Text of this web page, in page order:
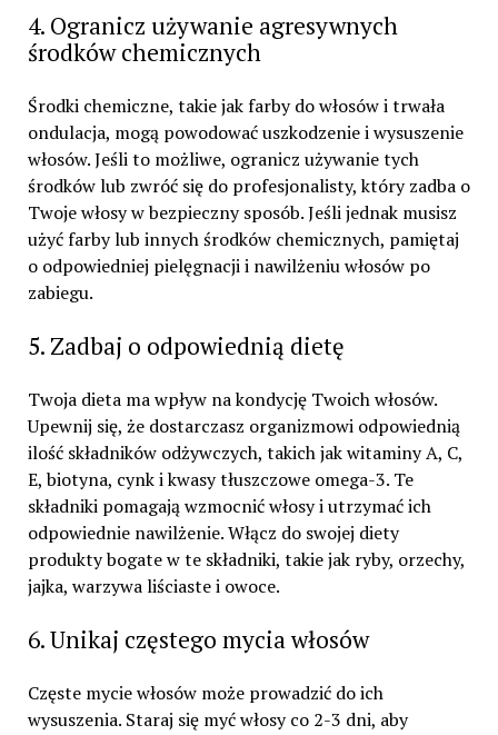
4. Ogranicz używanie agresywnych
środków chemicznych
Środki chemiczne, takie jak farby do włosów i trwała
ondulacja, mogą powodować uszkodzenie i wysuszenie
włosów. Jeśli to możliwe, ogranicz używanie tych
środków lub zwróć się do profesjonalisty, który zadba o
Twoje włosy w bezpieczny sposób. Jeśli jednak musisz
użyć farby lub innych środków chemicznych, pamiętaj
o odpowiedniej pielęgnacji i nawilżeniu włosów po
zabiegu.
5. Zadbaj o odpowiednią dietę
Twoja dieta ma wpływ na kondycję Twoich włosów.
Upewnij się, że dostarczasz organizmowi odpowiednią
ilość składników odżywczych, takich jak witaminy A, C,
E, biotyna, cynk i kwasy tłuszczowe omega-3. Te
składniki pomagają wzmocnić włosy i utrzymać ich
odpowiednie nawilżenie. Włącz do swojej diety
produkty bogate w te składniki, takie jak ryby, orzechy,
jajka, warzywa liściaste i owoce.
6. Unikaj częstego mycia włosów
Częste mycie włosów może prowadzić do ich
wysuszenia. Staraj się myć włosy co 2-3 dni, aby